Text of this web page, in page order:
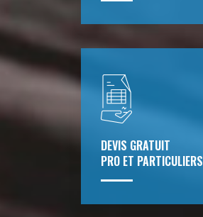
DEVIS GRATUIT
PRO ET PARTICULIERS